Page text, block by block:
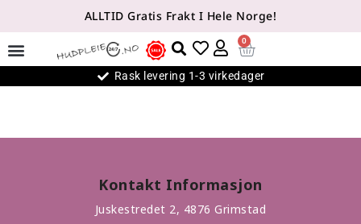
ALLTID Gratis Frakt I Hele Norge!
0
Rask levering 1-3 virkedager
Kontakt Informasjon
Juskestredet 2, 4876 Grimstad